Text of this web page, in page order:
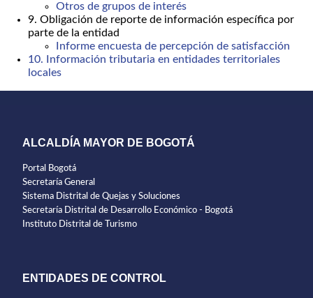
Otros de grupos de interés
9. Obligación de reporte de información específica por
parte de la entidad
Informe encuesta de percepción de satisfacción
10. Información tributaria en entidades territoriales
locales
ALCALDÍA MAYOR DE BOGOTÁ
Portal Bogotá
Secretaría General
Sistema Distrital de Quejas y Soluciones
Secretaría Distrital de Desarrollo Económico - Bogotá
Instituto Distrital de Turismo
ENTIDADES DE CONTROL